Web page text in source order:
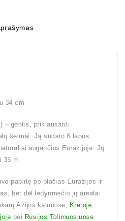
34 cm
) – gentis, priklausanti
šeimai. Ją sudaro 6 lapus
augančios Eurazijoje. Jų
35 m.
paplitę po plačias Eurazijos ir
bet dėl ledynmečio jų arealai
Azijos kalnuose, Kretoje,
bei Rusijos Tolimuosiuose